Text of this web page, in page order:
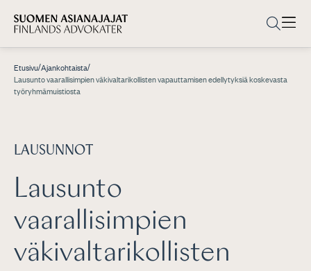
Etusivu/Ajankohtaista/
Lausunto vaarallisimpien väkivaltarikollisten vapauttamisen edellytyksiä koskevasta
työryhmämuistiosta
LAUSUNNOT
Lausunto
vaarallisimpien
väkivaltarikollisten